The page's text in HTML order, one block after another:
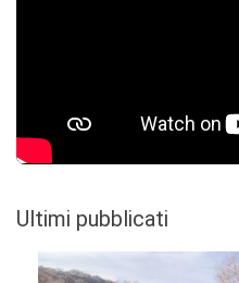
Ultimi pubblicati